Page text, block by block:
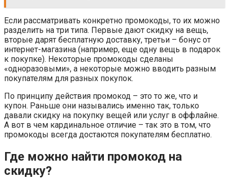
Если рассматривать конкретно промокоды, то их можно
разделить на три типа. Первые дают скидку на вещь,
вторые дарят бесплатную доставку, третьи – бонус от
интернет-магазина (например, еще одну вещь в подарок
к покупке). Некоторые промокоды сделаны
«одноразовыми», а некоторые можно вводить разным
покупателям для разных покупок.
По принципу действия промокод – это то же, что и
купон. Раньше они назывались именно так, только
давали скидку на покупку вещей или услуг в оффлайне.
А вот в чем кардинальное отличие – так это в том, что
промокоды всегда достаются покупателям бесплатно.
Где можно найти промокод на
скидку?